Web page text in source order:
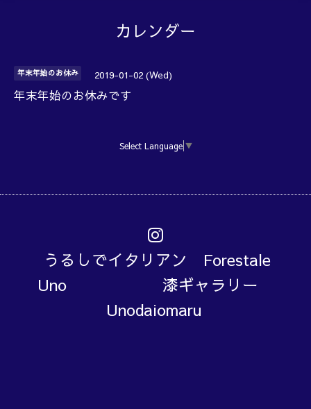
カレンダー
年末年始のお休み 2019-01-02 (Wed)
年末年始のお休みです
Select Language ▼
うるしでイタリアン Forestale
Uno 漆ギャラリー
Unodaiomaru